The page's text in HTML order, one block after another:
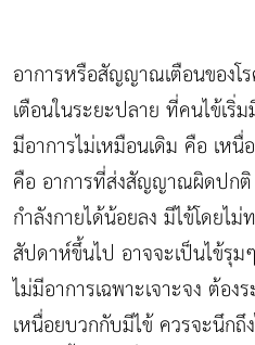
อาการหรือสัญญาณเตือนของโ
เตือนในระยะปลาย ที่คนไข้เริ่
มีอาการไม่เหมือนเดิม คือ เห
คือ อาการที่ส่งสัญญาณผิดปก
กำลังกายได้น้อยลง มีไข้โดยไ
สัปดาห์ขึ้นไป อาจจะเป็นไข้รุ
ไม่มีอาการเฉพาะเจาะจง ต้อ
เหนื่อยบวกกับมีไข้ ควรจะนึกถึ